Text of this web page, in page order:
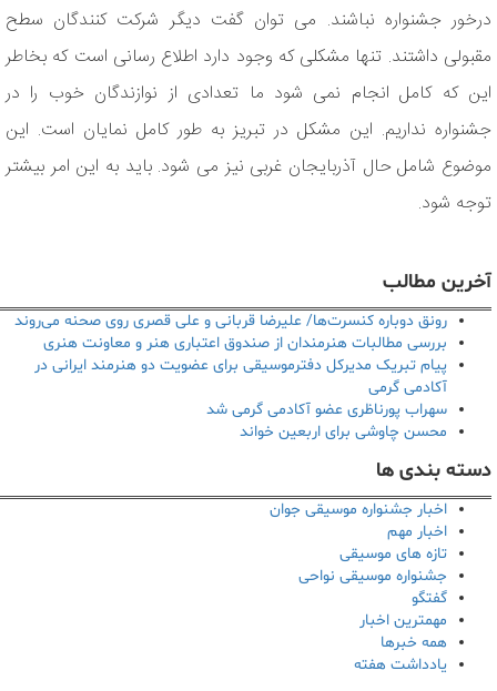
درخور جشنواره نباشند. می توان گفت دیگر شرکت کنندگان سطح
مقبولی داشتند. تنها مشکلی که وجود دارد اطلاع رسانی است که بخاطر
این که کامل انجام نمی شود ما تعدادی از نوازندگان خوب را در
جشنواره نداریم. این مشکل در تبریز به طور کامل نمایان است. این
موضوع شامل حال آذربایجان غربی نیز می شود. باید به این امر بیشتر
توجه شود.
آخرین مطالب
رونق دوباره کنسرت‌ها/ علیرضا قربانی و علی قصری روی صحنه می‌روند
بررسی مطالبات هنرمندان از صندوق اعتباری هنر و معاونت هنری
پیام تبریک مدیرکل دفترموسیقی برای عضویت دو هنرمند ایرانی در
آکادمی گرمی
سهراب پورناظری عضو آکادمی گرمی شد
محسن چاوشی برای اربعین خواند
دسته بندی ها
اخبار جشنواره موسیقی جوان
اخبار مهم
تازه های موسیقی
جشنواره موسیقی نواحی
گفتگو
مهمترین اخبار
همه خبرها
یادداشت هفته